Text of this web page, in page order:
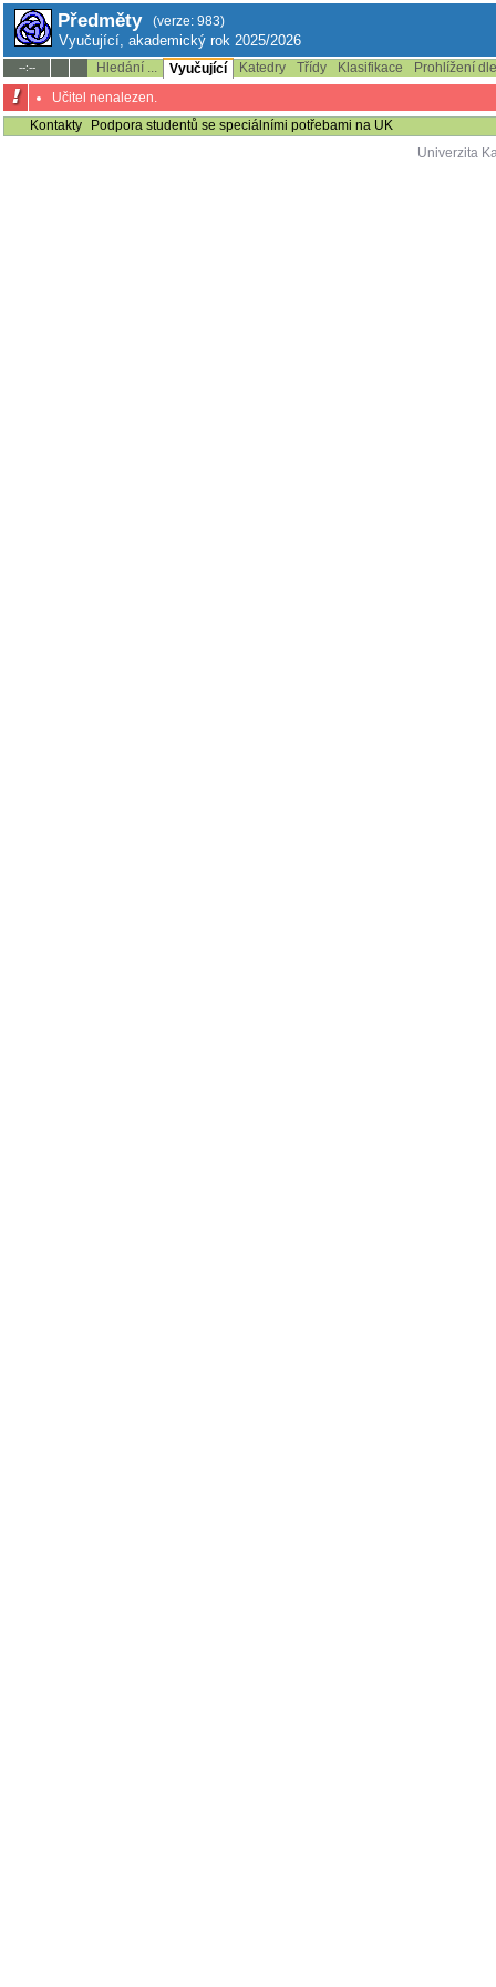
Předměty (verze: 983)
Vyučující, akademický rok 2025/2026
--:-- Hledání ... Vyučující Katedry Třídy Klasifikace
Prohlížení
Učitel nenalezen.
Kontakty
Podpora studentů se speciálními potřebami na UK
Univerzita